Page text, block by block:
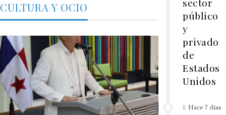
CULTURA Y OCIO
sector
público
y
privado
de
Estados
Unidos
Hace 7 días